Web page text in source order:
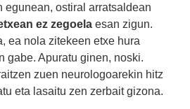
egunean, ostiral arratsaldean
ez zegoela esan zigun.
ea nola zitekeen etxe hura
gabe. Apuratu ginen, noski.
zuen neurologoarekin hitz
eta lasaitu zen zerbait gizona.